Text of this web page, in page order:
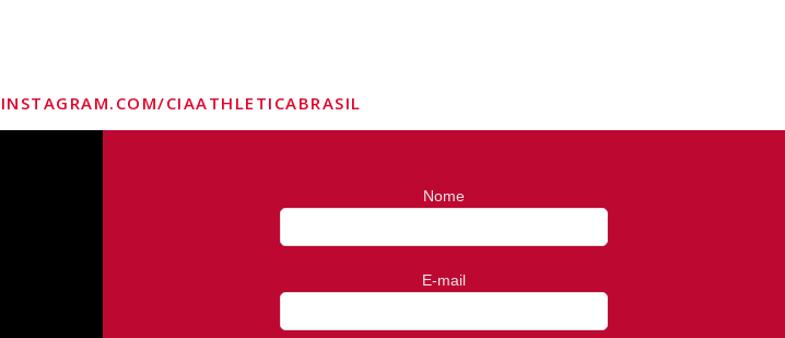
CIAATHLETICABRASIL
Nome
E-mail